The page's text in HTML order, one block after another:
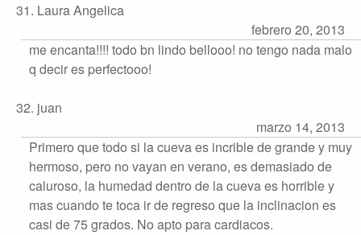
31. Laura Angelica
febrero 20, 2013
me encanta!!!! todo bn lindo bellooo! no tengo nada malo
q decir es perfectooo!
32. juan
marzo 14, 2013
Primero que todo si la cueva es incrible de grande y muy
hermoso, pero no vayan en verano, es demasiado de
caluroso, la humedad dentro de la cueva es horrible y
mas cuando te toca ir de regreso que la inclinacion es
casi de 75 grados. No apto para cardiacos.